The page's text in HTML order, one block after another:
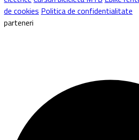
de cookies Politica de confidentialitate
parteneri